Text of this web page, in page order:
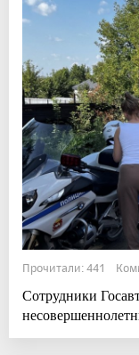
Прочитали: 441
Сотрудники